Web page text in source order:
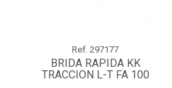
Ref. 297177
BRIDA RAPIDA KK
TRACCION L-T FA 100